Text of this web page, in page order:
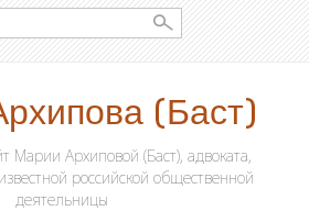
(Баст)
Марии Архиповой (Баст), адвоката,
российской общественной
деятельницы